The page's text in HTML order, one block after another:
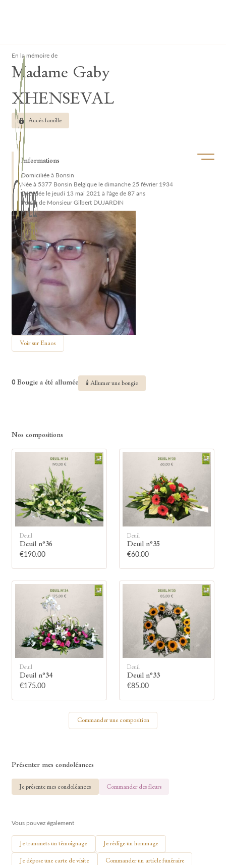
Ouvrir/
En la mémoire de
Madame Gaby
XHENSEVAL
Accès famille
Informations
Domiciliée à Bonsin
Née à 5377 Bonsin Belgique le dimanche 25 février 1934
Décédée le jeudi 13 mai 2021 à l'âge de 87 ans
Veuve de Monsieur Gilbert DUJARDIN
Voir sur Enaos
0 Bougie a été allumée 🕯 Allumer une bougie
Allumez une bougie
Montrez votre soutien à la famille en
allumant symboliquement une bougie.
Votre prénom
Nos compositions
Deuil
Deuil n°36
€190.00
Deuil
Deuil n°35
€60.00
Deuil
Deuil n°34
€175.00
Deuil
Deuil n°33
€85.00
Commander une composition
Présenter mes condoléances
Je présente mes condoléances Commander des fleurs
Vous pouvez également
Je transmets un témoignage Je rédige un hommage
Je dépose une carte de visite Commander un article funéraire